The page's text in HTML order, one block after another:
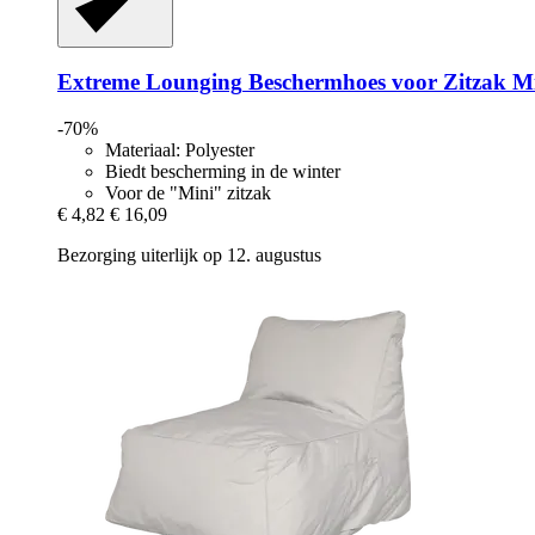
Extreme Lounging Beschermhoes voor Zitzak
-70%
Materiaal: Polyester
Biedt bescherming in de winter
Voor de "Mini" zitzak
€ 4,82 € 16,09
Bezorging uiterlijk op 12. augustus